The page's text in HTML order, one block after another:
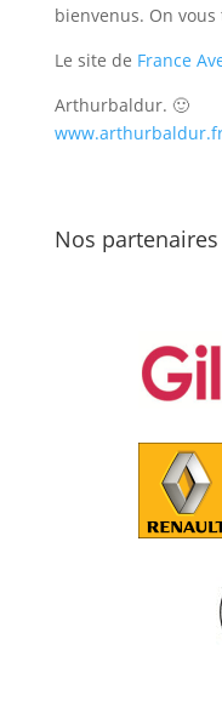
bienvenus. On
Le site de France
Arthurbaldur. 🙂
Nos partenaires